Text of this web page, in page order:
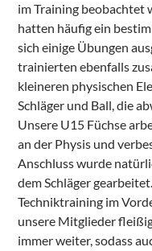
im Training beobachtet
hatten häufig ein
sich einige Übungen
trainierten ebenfalls
kleineren physischen
Schläger und Ball, die
Unsere U15 Füchse
an der Physis und
Anschluss wurde
dem Schläger
Techniktraining im
unsere Mitglieder
immer weiter, sodass